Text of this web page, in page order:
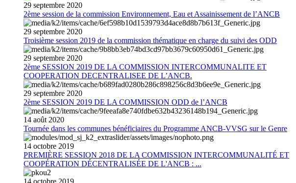
29 septembre 2020
2ème session de la commission Environnement, Eau et Assainissement de l’ANCB
29 septembre 2020
Troisième session 2019 de la commission thématique en charge du suivi des ODD
29 septembre 2020
2ème SESSION 2019 DE LA COMMISSION INTERCOMMUNALITE ET
COOPERATION DECENTRALISEE DE L’ANCB.
29 septembre 2020
2ème SESSION 2019 DE LA COMMISSION ODD de l’ANCB
14 août 2020
Tournée dans les communes bénéficiaires du Programme ANCB-VVSG sur le Genre
14 octobre 2019
PREMIÈRE SESSION 2018 DE LA COMMISSION INTERCOMMUNALITÉ ET
COOPÉRATION DÉCENTRALISÉE DE L'ANCB : ...
14 octobre 2019